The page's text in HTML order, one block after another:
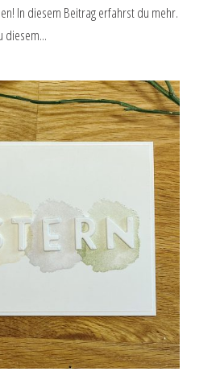
In diesem Beitrag erfahrst du mehr.
diesem...